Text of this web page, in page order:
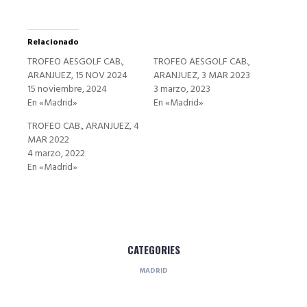
Relacionado
TROFEO AESGOLF CAB.,
ARANJUEZ, 15 NOV 2024
15 noviembre, 2024
En «Madrid»
TROFEO AESGOLF CAB.,
ARANJUEZ, 3 MAR 2023
3 marzo, 2023
En «Madrid»
TROFEO CAB., ARANJUEZ, 4
MAR 2022
4 marzo, 2022
En «Madrid»
CATEGORIES
MADRID